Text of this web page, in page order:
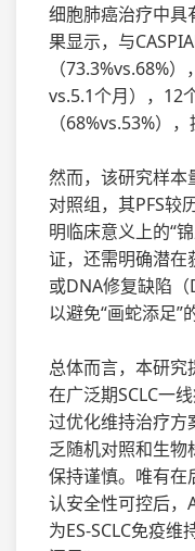
细胞肺癌治疗中具
果显示，与
（73.3%vs.68%
vs.5.1个月），12
（68%vs.53%）
然而，该研究样本
对照组，其PFS较
明临床意义上的“
证，还需明确潜在
或DNA修复缺陷（
以避免“画蛇添足”
总体而言，本研究
在广泛期SCLC一
过优化维持治疗方
乏随机对照和生物
保持谨慎。唯有在
认安全性可控后，
为ES-SCLC免疫维